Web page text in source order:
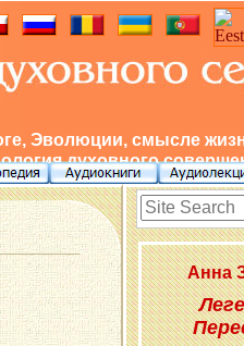
Эволюции, смысле
духовного
Анна